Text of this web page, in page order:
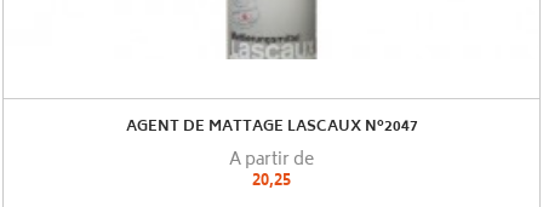
AGENT DE MATTAGE LASCAUX N°2047
A partir de
20,25